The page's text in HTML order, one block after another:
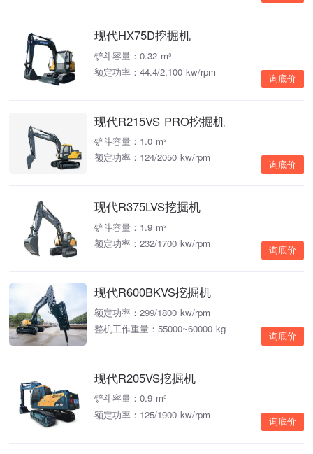
现代HX75D挖掘机
铲斗容量：0.32 m³
额定功率：44.4/2,100 kw/rpm
询底价
现代R215VS PRO挖掘机
铲斗容量：1.0 m³
额定功率：124/2050 kw/rpm
询底价
现代R375LVS挖掘机
铲斗容量：1.9 m³
额定功率：232/1700 kw/rpm
询底价
现代R600BKVS挖掘机
额定功率：299/1800 kw/rpm
整机工作重量：55000~60000 kg
询底价
现代R205VS挖掘机
铲斗容量：0.9 m³
额定功率：125/1900 kw/rpm
询底价